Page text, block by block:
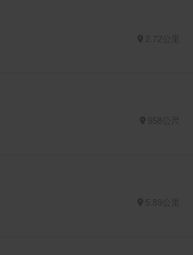
958公尺
5.89公里